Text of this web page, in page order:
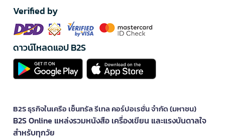
Verified by
ดาวน์โหลดแอป B2S
B2S ธุรกิจในเครือ เซ็นทรัล รีเทล คอร์ปอเรชั่น จำกัด (มหาชน)
B2S Online แหล่งรวมหนังสือ เครื่องเขียน และแรงบันดาลใจ
สำหรับทุกวัย